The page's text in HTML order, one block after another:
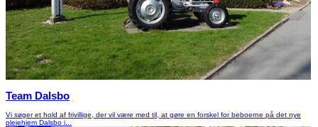
Team Dalsbo
Vi søger et hold af frivillige, der vil være med til, at gøre en forskel for beboerne på det nye
plejehjem Dalsbo i...